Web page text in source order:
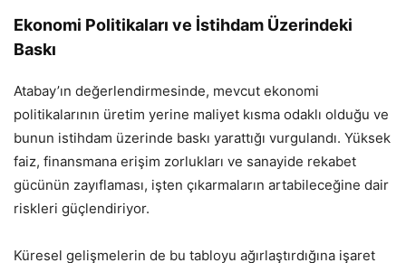
Ekonomi Politikaları ve İstihdam Üzerindeki
Baskı
Atabay’ın değerlendirmesinde, mevcut ekonomi
politikalarının üretim yerine maliyet kısma odaklı olduğu ve
bunun istihdam üzerinde baskı yarattığı vurgulandı. Yüksek
faiz, finansmana erişim zorlukları ve sanayide rekabet
gücünün zayıflaması, işten çıkarmaların artabileceğine dair
riskleri güçlendiriyor.
Küresel gelişmelerin de bu tabloyu ağırlaştırdığına işaret